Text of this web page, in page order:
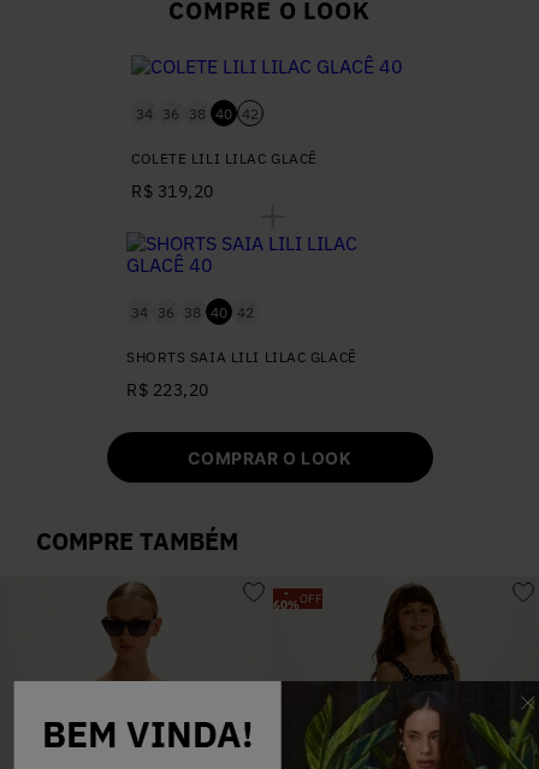
BEM VINDA!
COMPRE O LOOK
34 36 38 40 42
COLETE LILI LILAC GLACÊ
R$ 319,20
34 36 38 40 42
SHORTS SAIA LILI LILAC GLACÊ
R$ 223,20
COMPRAR O LOOK
COMPRE TAMBÉM
-
60%OFF